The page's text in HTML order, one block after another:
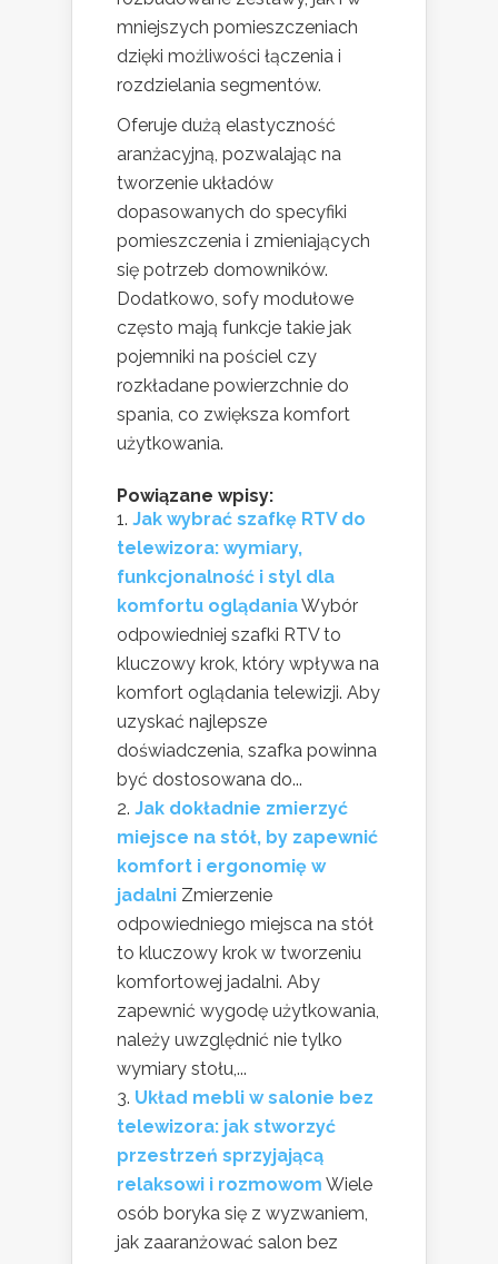
mniejszych pomieszczeniach
dzięki możliwości łączenia i
rozdzielania segmentów.
Oferuje dużą elastyczność
aranżacyjną, pozwalając na
tworzenie układów
dopasowanych do specyfiki
pomieszczenia i zmieniających
się potrzeb domowników.
Dodatkowo, sofy modułowe
często mają funkcje takie jak
pojemniki na pościel czy
rozkładane powierzchnie do
spania, co zwiększa komfort
użytkowania.
Powiązane wpisy:
Jak wybrać szafkę RTV do
telewizora: wymiary,
funkcjonalność i styl dla
komfortu oglądaniaWybór
odpowiedniej szafki RTV to
kluczowy krok, który wpływa na
komfort oglądania telewizji. Aby
uzyskać najlepsze
doświadczenia, szafka powinna
być dostosowana do...
Jak dokładnie zmierzyć
miejsce na stół, by zapewnić
komfort i ergonomię w
jadalni Zmierzenie
odpowiedniego miejsca na stół
to kluczowy krok w tworzeniu
komfortowej jadalni. Aby
zapewnić wygodę użytkowania,
należy uwzględnić nie tylko
wymiary stołu,...
Układ mebli w salonie bez
telewizora: jak stworzyć
przestrzeń sprzyjającą
relaksowi i rozmowom Wiele
osób boryka się z wyzwaniem,
jak zaaranżować salon bez